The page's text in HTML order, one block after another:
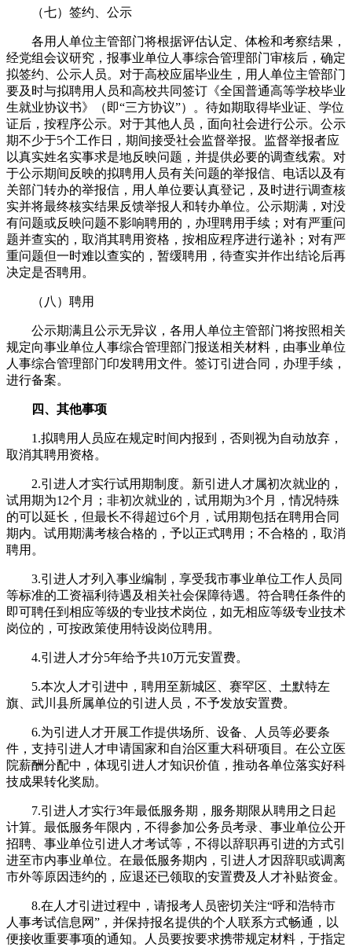
（七）签约、公示
各用人单位主管部门将根据评估认定、体检和考察结果，
经党组会议研究，报事业单位人事综合管理部门审核后，确定
拟签约、公示人员。对于高校应届毕业生，用人单位主管部门
要及时与拟聘用人员和高校共同签订《全国普通高等学校毕业
生就业协议书》（即“三方协议”）。待如期取得毕业证、学位
证后，按程序公示。对于其他人员，面向社会进行公示。公示
期不少于5个工作日，期间接受社会监督举报。监督举报者应
以真实姓名实事求是地反映问题，并提供必要的调查线索。对
于公示期间反映的拟聘用人员有关问题的举报信、电话以及有
关部门转办的举报信，用人单位要认真登记，及时进行调查核
实并将最终核实结果反馈举报人和转办单位。公示期满，对没
有问题或反映问题不影响聘用的，办理聘用手续；对有严重问
题并查实的，取消其聘用资格，按相应程序进行递补；对有严
重问题但一时难以查实的，暂缓聘用，待查实并作出结论后再
决定是否聘用。
（八）聘用
公示期满且公示无异议，各用人单位主管部门将按照相关
规定向事业单位人事综合管理部门报送相关材料，由事业单位
人事综合管理部门印发聘用文件。签订引进合同，办理手续，
进行备案。
四、其他事项
1.拟聘用人员应在规定时间内报到，否则视为自动放弃，
取消其聘用资格。
2.引进人才实行试用期制度。新引进人才属初次就业的，
试用期为12个月；非初次就业的，试用期为3个月，情况特殊
的可以延长，但最长不得超过6个月，试用期包括在聘用合同
期内。试用期满考核合格的，予以正式聘用；不合格的，取消
聘用。
3.引进人才列入事业编制，享受我市事业单位工作人员同
等标准的工资福利待遇及相关社会保障待遇。符合聘任条件的
即可聘任到相应等级的专业技术岗位，如无相应等级专业技术
岗位的，可按政策使用特设岗位聘用。
4.引进人才分5年给予共10万元安置费。
5.本次人才引进中，聘用至新城区、赛罕区、土默特左
旗、武川县所属单位的引进人员，不予发放安置费。
6.为引进人才开展工作提供场所、设备、人员等必要条
件，支持引进人才申请国家和自治区重大科研项目。在公立医
院薪酬分配中，体现引进人才知识价值，推动各单位落实好科
技成果转化奖励。
7.引进人才实行3年最低服务期，服务期限从聘用之日起
计算。最低服务年限内，不得参加公务员考录、事业单位公开
招聘、事业单位引进人才考试等，不得以辞职再引进的方式引
进至市内事业单位。在最低服务期内，引进人才因辞职或调离
市外等原因违约的，应退还已领取的安置费及人才补贴资金。
8.在人才引进过程中，请报考人员密切关注“呼和浩特市
人事考试信息网”，并保持报名提供的个人联系方式畅通，以
便接收重要事项的通知。人员要按要求携带规定材料，于指定